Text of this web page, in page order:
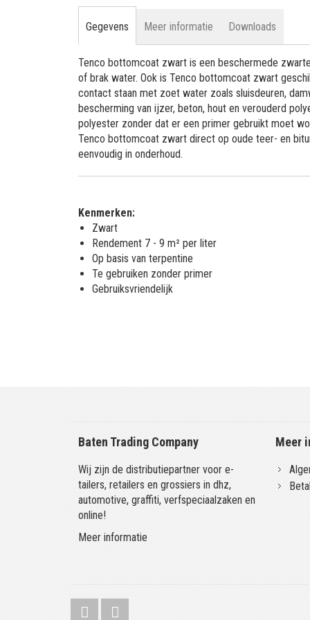
Gegevens
Tenco bottomcoat zwart is een beschermede
of brak water. Ook is Tenco bottomcoat zwart
contact staan met zoet water zoals sluisdeuren,
bescherming van ijzer, beton, hout en verouderd
polyester zonder dat er een primer gebruikt moet
Tenco bottomcoat zwart direct op oude teer- en
eenvoudig in onderhoud.
Kenmerken:
Zwart
Rendement 7 - 9 m² per liter
Op basis van terpentine
Te gebruiken zonder primer
Gebruiksvriendelijk
Meer informatie Downloads
Baten Trading Company
Wij zijn de distributiepartner voor e-
tailers, retailers en grossiers in dhz,
automotive, graffiti, verfspeciaalzaken en
online!
Meer informatie
Meer